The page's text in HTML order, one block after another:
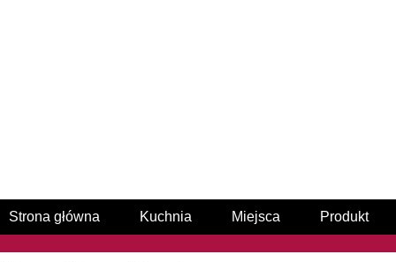
Strona główna Kuchnia Miejsca Produkt